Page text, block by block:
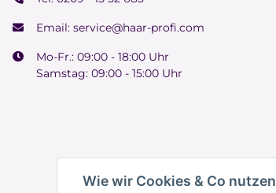
Wie wir Cookies & Co nutzen
Email: service@haar-profi.com
Mo-Fr.: 09:00 - 18:00 Uhr
Samstag: 09:00 - 15:00 Uhr